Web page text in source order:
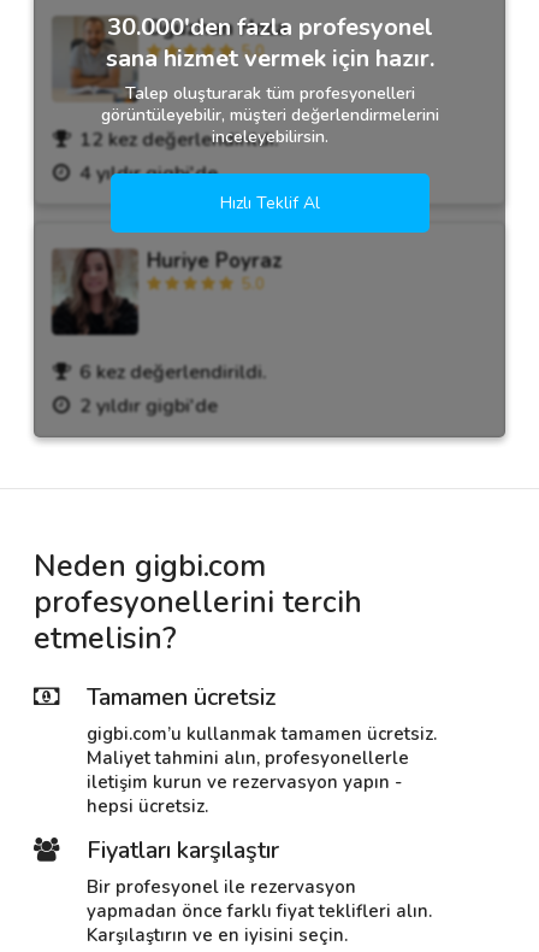
Oğuzhan Hoca
5.0
12 kez değerlendirildi.
4 yıldır gigbi'de
Huriye Poyraz
5.0
6 kez değerlendirildi.
2 yıldır gigbi'de
30.000'den fazla profesyonel
sana hizmet vermek için hazır.
Talep oluşturarak tüm profesyonelleri
görüntüleyebilir, müşteri değerlendirmelerini
inceleyebilirsin.
Hızlı Teklif Al
Neden gigbi.com
profesyonellerini tercih
etmelisin?
Tamamen ücretsiz
gigbi.com’u kullanmak tamamen ücretsiz.
Maliyet tahmini alın, profesyonellerle
iletişim kurun ve rezervasyon yapın -
hepsi ücretsiz.
Fiyatları karşılaştır
Bir profesyonel ile rezervasyon
yapmadan önce farklı fiyat teklifleri alın.
Karşılaştırın ve en iyisini seçin.